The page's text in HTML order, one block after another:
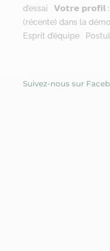
d’essai 𝗩𝗼𝘁𝗿𝗲 𝗽𝗿𝗼𝗳𝗶𝗹
(récente) dans la
Esprit d’équipe
Suivez-nous sur